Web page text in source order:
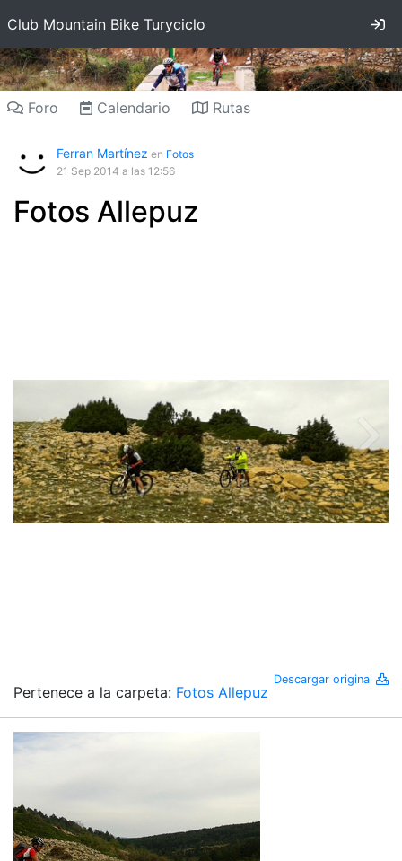
Club Mountain Bike Turyciclo
Foro Calendario Rutas
Ferran Martínez en Fotos
21 Sep 2014 a las 12:56
Fotos Allepuz
Descargar original
Pertenece a la carpeta: Fotos Allepuz